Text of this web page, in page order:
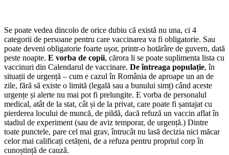
Se poate vedea dincolo de orice dubiu că există nu una, ci 4
categorii de persoane pentru care vaccinarea va fi obligatorie. Sau
poate deveni obligatorie foarte ușor, printr-o hotărâre de guvern, dată
peste noapte. E vorba de copii, cărora li se poate suplimenta lista cu
vaccinuri din Calendarul de vaccinare. De întreaga populație, în
situații de urgență – cum e cazul în România de aproape un an de
zile, fără să existe o limită (legală sau a bunului simț) când aceste
urgențe și alerte nu mai pot fi prelungite. E vorba de personalul
medical, atât de la stat, cât și de la privat, care poate fi șantajat cu
pierderea locului de muncă, de pildă, dacă refuză un vaccin aflat în
stadiul de experiment (sau de aviz temporar, de urgență.) Dintre
toate punctele, pare cel mai grav, întrucât nu lasă decizia nici măcar
celor mai calificați cetățeni, de a refuza pentru propriul corp în
cunoștință de cauză.